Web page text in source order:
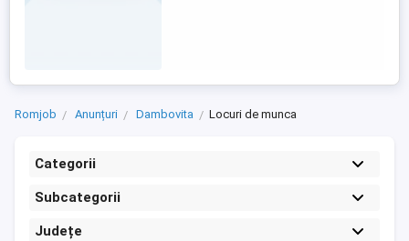
Romjob Anunțuri Dambovita Locuri de munca
Categorii
Subcategorii
Județe